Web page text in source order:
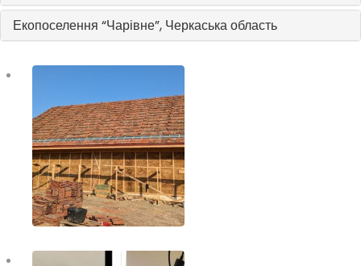
Екопоселення “Чарівне”, Черкаська область